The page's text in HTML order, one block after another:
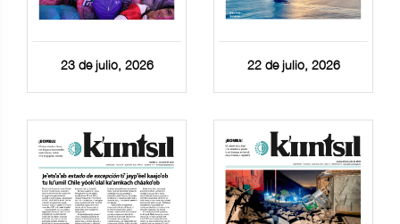
23 de julio, 2026 22 de julio, 2026